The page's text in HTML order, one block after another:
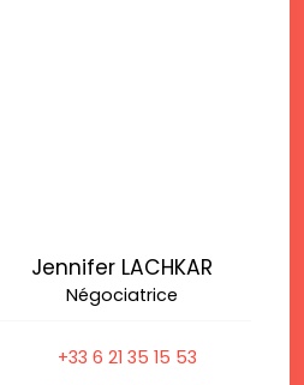
Jennifer LACHKAR
Négociatrice
+33 6 21 35 15 53